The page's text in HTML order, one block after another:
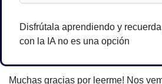
Disfrútala aprendiendo y
con la IA no es una opción
Muchas gracias por leerme! Nos